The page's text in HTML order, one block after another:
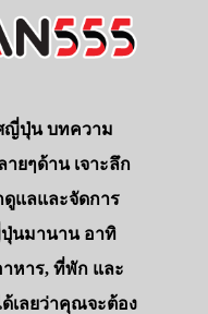
ญี่ปุ่น บทความ
ยๆด้าน เจาะลึก
แลและจัดการ
นมานาน อาทิ
หาร, ที่พัก และ
ด้เลยว่าคุณจะต้อง